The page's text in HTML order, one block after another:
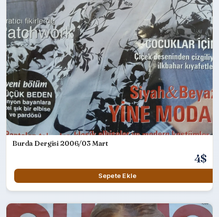
Burda Dergisi 2006/03 Mart
4$
Sepete Ekle